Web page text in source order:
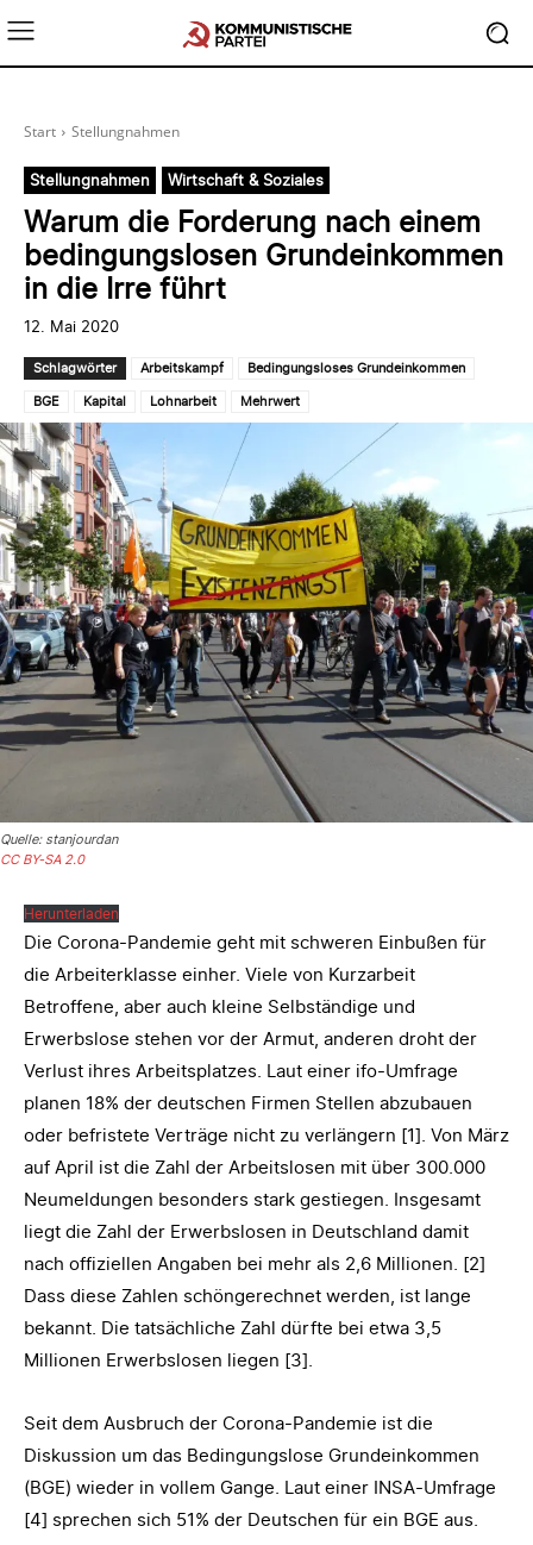
Start Stellungnahmen
Stellungnahmen Wirtschaft & Soziales
Warum die Forderung nach einem
bedingungslosen Grundeinkommen
in die Irre führt
12. Mai 2020
Schlagwörter Arbeitskampf
Bedingungsloses Grundeinkommen
BGE
Kapital Lohnarbeit Mehrwert
Quelle: stanjourdan
CC BY-SA 2.0
Herunterladen
Die Corona-Pandemie geht mit schweren Einbußen für
die Arbeiterklasse einher. Viele von Kurzarbeit
Betroffene, aber auch kleine Selbständige und
Erwerbslose stehen vor der Armut, anderen droht der
Verlust ihres Arbeitsplatzes. Laut einer ifo-Umfrage
planen 18% der deutschen Firmen Stellen abzubauen
oder befristete Verträge nicht zu verlängern [1]. Von März
auf April ist die Zahl der Arbeitslosen mit über 300.000
Neumeldungen besonders stark gestiegen. Insgesamt
liegt die Zahl der Erwerbslosen in Deutschland damit
nach offiziellen Angaben bei mehr als 2,6 Millionen. [2]
Dass diese Zahlen schöngerechnet werden, ist lange
bekannt. Die tatsächliche Zahl dürfte bei etwa 3,5
Millionen Erwerbslosen liegen [3].
Seit dem Ausbruch der Corona-Pandemie ist die
Diskussion um das Bedingungslose Grundeinkommen
(BGE) wieder in vollem Gange. Laut einer INSA-Umfrage
[4] sprechen sich 51% der Deutschen für ein BGE aus.